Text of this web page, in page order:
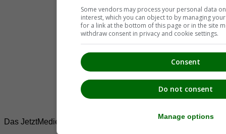
Das JetztMedien.com Medien Netzwerk
Some vendors may process your personal data
interest, which you can object to by managing
for a link at the bottom of this page or in the site
withdraw consent in privacy and cookie settings.
Consent
Do not consent
Manage options